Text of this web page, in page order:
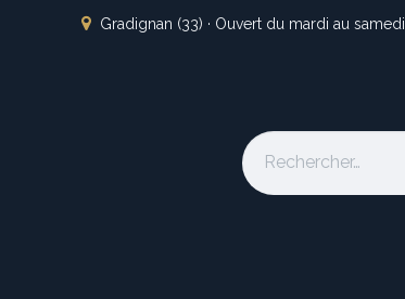
Gradignan (33) · Ouvert du mardi au samedi